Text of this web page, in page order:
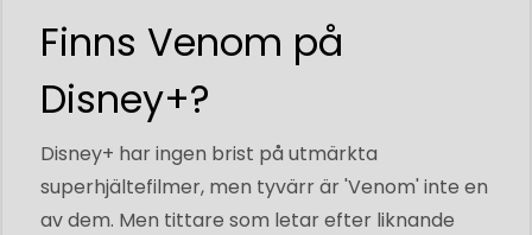
Finns Venom på
Disney+?
Disney+ har ingen brist på utmärkta
superhjältefilmer, men tyvärr är 'Venom' inte en
av dem. Men tittare som letar efter liknande